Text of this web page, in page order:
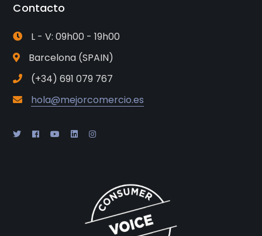
Contacto
L - V: 09h00 - 19h00
Barcelona (SPAIN)
(+34) 691 079 767
hola@mejorcomercio.es